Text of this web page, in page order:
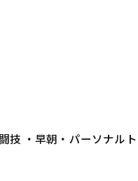
技 ・早朝・パーソナル